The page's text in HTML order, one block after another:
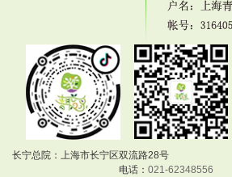
长宁总院：上海市长宁区双流路28号
电话： 021-62348556